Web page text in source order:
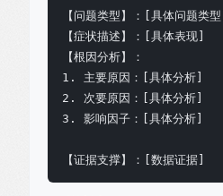
【问题类型】：[具体问题类型]
【症状描述】：[具体表现]
【根因分析】：
1. 主要原因：[具体分析]
2. 次要原因：[具体分析]
3. 影响因子：[具体分析]
【证据支撑】：[数据证据]